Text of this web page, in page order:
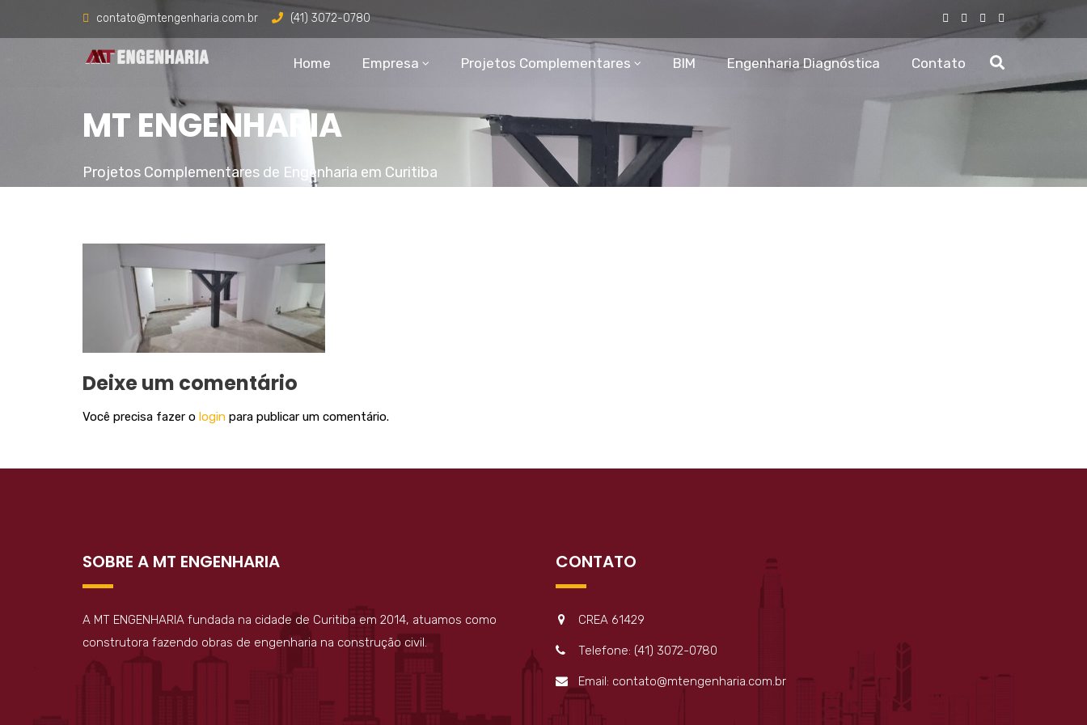
contato@mtengenharia.com.br (41) 3072-0780
Home Empresa Projetos Complementares BIM Engenharia Diagnóstica Contato
MT ENGENHARIA
Projetos Complementares de Engenharia em Curitiba
Deixe um comentário
Você precisa fazer o login para publicar um comentário.
SOBRE A MT ENGENHARIA
A MT ENGENHARIA fundada na cidade de Curitiba em 2014, atuamos como
construtora fazendo obras de engenharia na construção civil.
CONTATO
CREA 61429
Telefone: (41) 3072-0780
Email: contato@mtengenharia.com.br